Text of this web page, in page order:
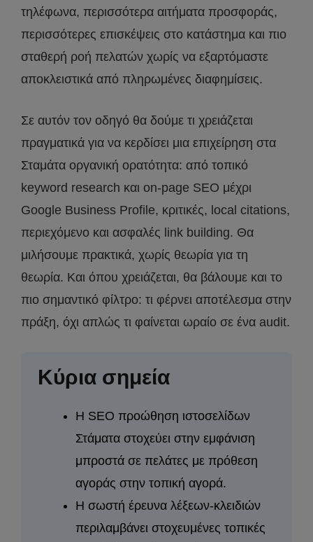
τηλέφωνα, περισσότερα αιτήματα προσφοράς,
περισσότερες επισκέψεις στο κατάστημα και πιο
σταθερή ροή πελατών χωρίς να εξαρτόμαστε
αποκλειστικά από πληρωμένες διαφημίσεις.
Σε αυτόν τον οδηγό θα δούμε τι χρειάζεται
πραγματικά για να κερδίσει μια επιχείρηση στα
Σταμάτα οργανική ορατότητα: από τοπικό
keyword research και on-page SEO μέχρι
Google Business Profile, κριτικές, local citations,
περιεχόμενο και ασφαλές link building. Θα
μιλήσουμε πρακτικά, χωρίς θεωρία για τη
θεωρία. Και όπου χρειάζεται, θα βάλουμε και το
πιο σημαντικό φίλτρο: τι φέρνει αποτέλεσμα στην
πράξη, όχι απλώς τι φαίνεται ωραίο σε ένα audit.
Κύρια σημεία
Η SEO προώθηση ιστοσελίδων
Στάματα στοχεύει στην εμφάνιση
μπροστά σε πελάτες με πρόθεση
αγοράς στην τοπική αγορά.
Η σωστή έρευνα λέξεων-κλειδιών
περιλαμβάνει στοχευμένες τοπικές